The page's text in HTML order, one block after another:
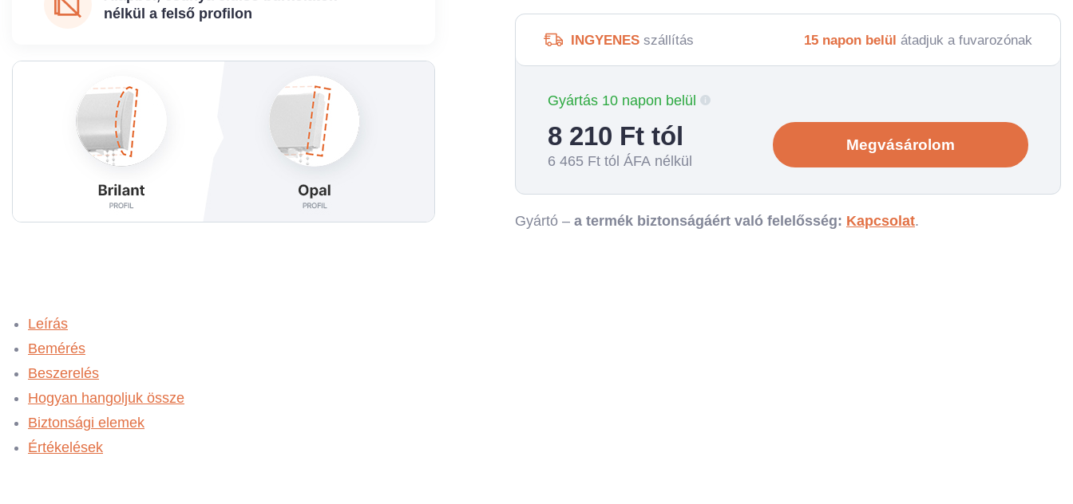
nélkül a felső profilon
INGYENES szállítás 15 napon belül átadjuk a fuvarozónak
Gyártás 10 napon belül
8 210 Ft tól
6 465 Ft tól ÁFA nélkül
Megvásárolom
Gyártó – a termék biztonságáért való felelősség: Kapcsolat.
Leírás
Bemérés
Beszerelés
Hogyan hangoljuk össze
Biztonsági elemek
Értékelések